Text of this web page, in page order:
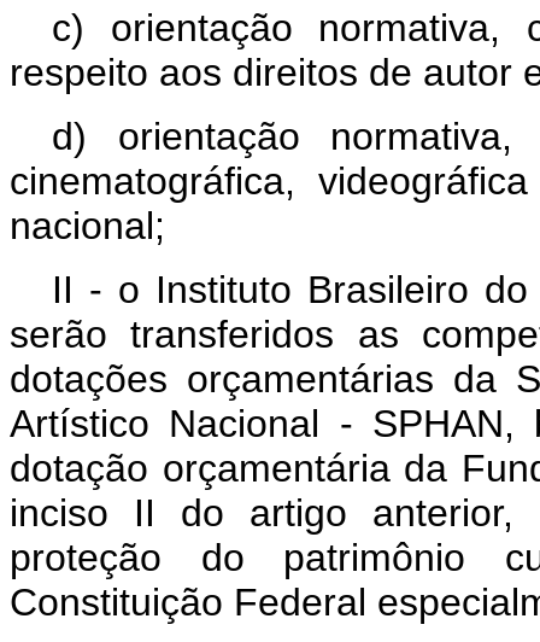
c) orientação normativa,
respeito aos direitos de autor
d) orientação
cinematográfica,
nacional;
II - o Instituto Brasileiro
serão transferidos as
dotações orçamentárias da
Artístico Nacional -
dotação orçamentária da
inciso II do artigo
proteção do patrimônio
Constituição Federal